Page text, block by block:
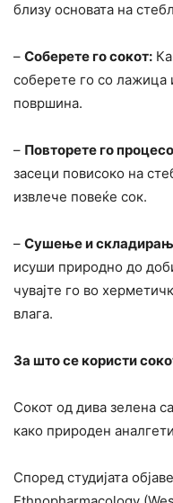
близу основата на
– Соберете го сокот:
соберете го со лажица
површина.
– Повторете го
засеци повисоко на
извлече повеќе сок.
– Сушење и
исуши природно до
чувајте го во
влага.
За што се користи
Сокот од дива зелена
како природен
Според студијата